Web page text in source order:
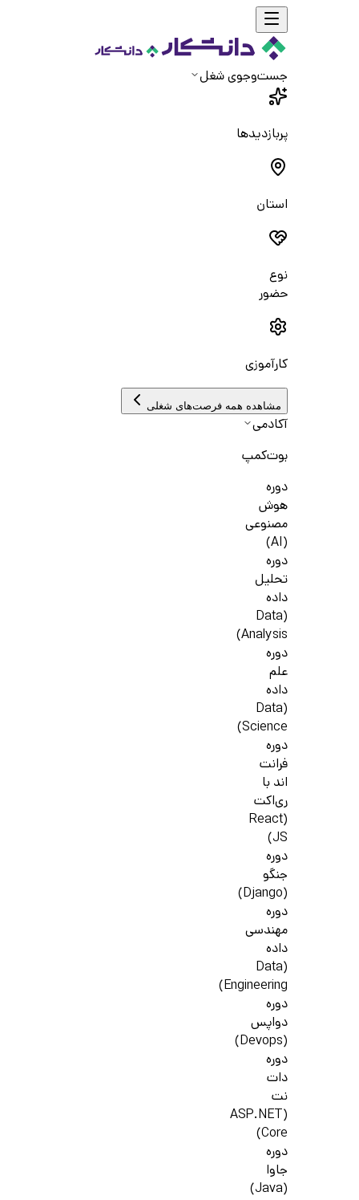
جست‌و‌جوی شغل
پربازدیدها
استان
نوع
حضور
کارآموزی
مشاهده همه فرصت‌های شغلی
آکادمی
بوت‌کمپ
دوره
هوش
مصنوعی
(AI)
دوره
تحلیل
داده
(Data
Analysis)
دوره
علم
داده
(Data
Science)
دوره
فرانت
اند با
ری‌اکت
(React
JS)
دوره
جنگو
(Django)
دوره
مهندسی
داده
(Data
Engineering)
دوره
دواپس
(Devops)
دوره
دات
نت
(ASP.NET
Core)
دوره
جاوا
(Java)